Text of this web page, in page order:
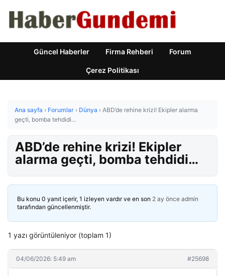
Güncel Haberler Firma Rehberi Forum
Çerez Politikası
Ana sayfa › Forumlar › Dünya › ABD’de rehine krizi! Ekipler alarma
geçti, bomba tehdidi…
ABD’de rehine krizi! Ekipler
alarma geçti, bomba tehdidi…
Bu konu 0 yanıt içerir, 1 izleyen vardır ve en son 2 ay önce admin
tarafından güncellenmiştir.
1 yazı görüntüleniyor (toplam 1)
04/06/2026: 5:49 am #25698